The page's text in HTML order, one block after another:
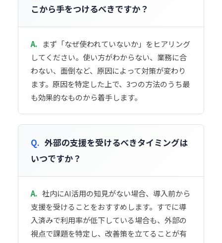
こから手をつけるべきですか？
A.
まず「なぜ使われていないか」をヒアリング
してください。使い方がわからない、業務に合
わない、面倒など、原因によって対策が変わり
ます。原因を特定した上で、3つの方法のうち最
も効果的なものから着手します。
Q. 外部の支援を受けるべきタイミングは
いつですか？
A. 社内にAI活用の知見がない場合、導入前から
支援を受けることをおすすめします。すでに導
入済みで利用率が低下している場合も、外部の
視点で課題を特定し、改善策を立てることが有